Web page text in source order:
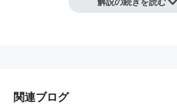
関連ブログ